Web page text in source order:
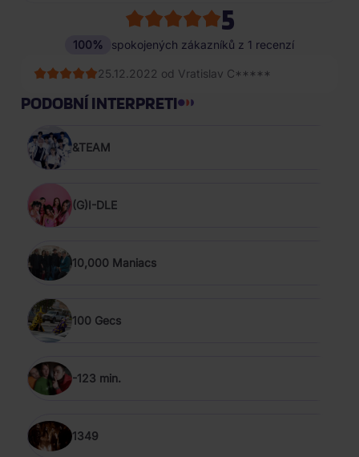
5
100% spokojených zákazníků z 1 recenzí
25.12.2022 od Vratislav C*****
PODOBNÍ INTERPRETI
&TEAM
(G)I-DLE
10,000 Maniacs
100 Gecs
-123 min.
1349